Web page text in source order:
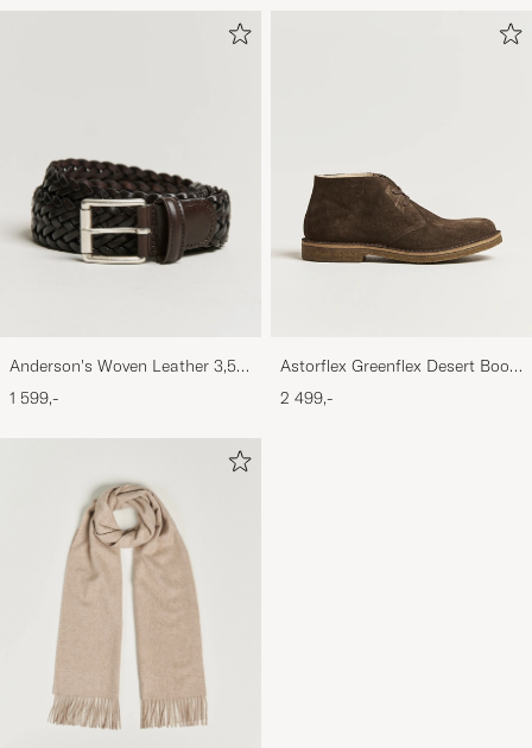
Anderson's Woven Leather 3,5
cm Belt Dark Brown
1 599,-
Astorflex Greenflex Desert Boot
Dark Brown Suede
2 499,-